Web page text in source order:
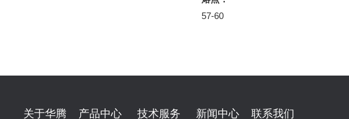
57-60
关于华腾 产品中心 技术服务 新闻中心 联系我们